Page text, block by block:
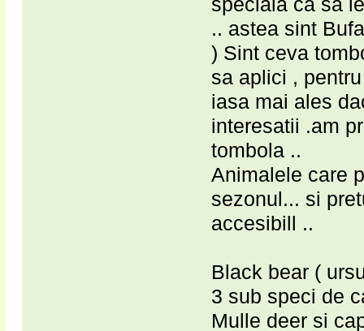
.. astea sint
) Sint ceva
sa aplici ,
iasa mai ales
interesatii .am
tombola ..
Animalele care
sezonul... si
accesibill ..
Black bear (
3 sub speci de
Mulle deer si